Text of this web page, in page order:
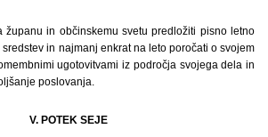
županu in občinskemu svetu predložiti pisno letno
in najmanj enkrat na leto poročati o svojem
ugotovitvami iz področja svojega dela in
poslovanja.
V. POTEK SEJE